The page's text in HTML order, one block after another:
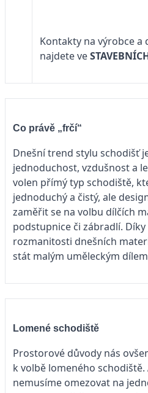
Kontakty na výrobce a
najdete ve
Co právě „frčí“
Dnešní trend stylu schodišť
jednoduchost, vzdušnost a
volen přímý typ schodiště,
jednoduchý a čistý, ale
zaměřit se na volbu dílčích
podstupnice či zábradlí.
rozmanitosti dnešních
stát malým uměleckým
Lomené schodiště
Prostorové důvody nás
k volbě lomeného schodiště.
nemusíme omezovat na